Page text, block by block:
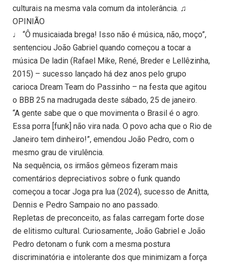
culturais na mesma vala comum da intolerância. ♫
OPINIÃO
♩ “Ô musicaiada brega! Isso não é música, não, moço”,
sentenciou João Gabriel quando começou a tocar a
música De ladin (Rafael Mike, René, Breder e Lellêzinha,
2015) – sucesso lançado há dez anos pelo grupo
carioca Dream Team do Passinho – na festa que agitou
o BBB 25 na madrugada deste sábado, 25 de janeiro.
“A gente sabe que o que movimenta o Brasil é o agro.
Essa porra [funk] não vira nada. O povo acha que o Rio de
Janeiro tem dinheiro!”, emendou João Pedro, com o
mesmo grau de virulência.
Na sequência, os irmãos gêmeos fizeram mais
comentários depreciativos sobre o funk quando
começou a tocar Joga pra lua (2024), sucesso de Anitta,
Dennis e Pedro Sampaio no ano passado.
Repletas de preconceito, as falas carregam forte dose
de elitismo cultural. Curiosamente, João Gabriel e João
Pedro detonam o funk com a mesma postura
discriminatória e intolerante dos que minimizam a força